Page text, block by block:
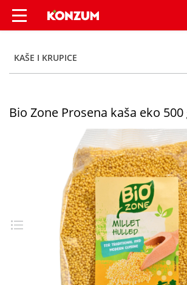
Bio Zone Prosena kaša eko
KAŠE I KRUPICE
Bio Zone Prosena kaša eko 500